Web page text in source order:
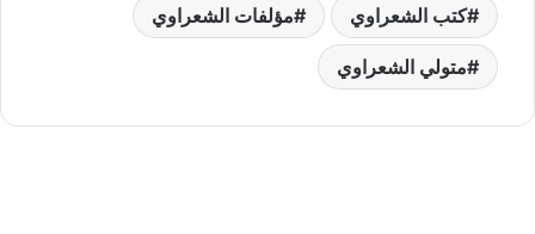
كتب الشعراوي مؤلفات الشعراوي
متولي الشعراوي